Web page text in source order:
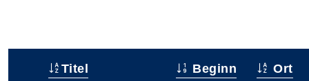
Titel Beginn Ort